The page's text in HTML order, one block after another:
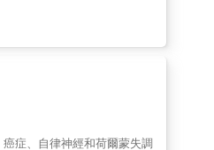
臥床的林阿姨，如何練出
人家提重物會受傷？」同
智、帕金森氏症、肌少症、
與QR code影片專為銀髮族
、一張靠背椅子、一張瑜珈
沒器材、不確定長輩體力是
重拾尊嚴】曾讓大家等半小
症、自律神經和荷爾蒙失調